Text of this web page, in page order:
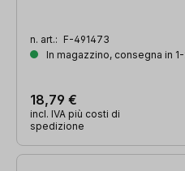
n. art.: F-491473
In magazzino, consegna in
18,79 €
incl. IVA più costi di
spedizione